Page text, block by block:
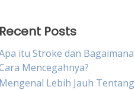
Recent Posts
itu Stroke dan Bagaimana
Mencegahnya?
Mengenal Lebih Jauh Tentang